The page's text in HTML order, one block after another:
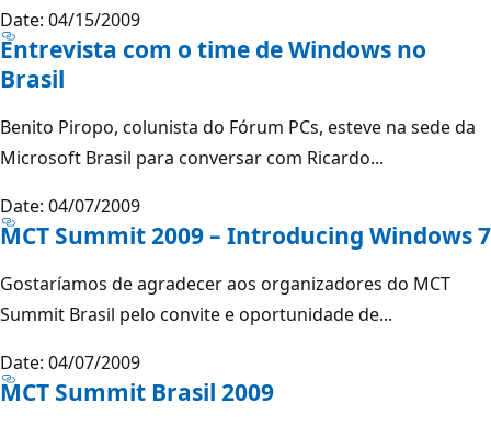
Date: 04/15/2009
Entrevista com o time de Windows no
Brasil
Benito Piropo, colunista do Fórum PCs, esteve na sede da
Microsoft Brasil para conversar com Ricardo...
Date: 04/07/2009
MCT Summit 2009 – Introducing Windows 7
Gostaríamos de agradecer aos organizadores do MCT
Summit Brasil pelo convite e oportunidade de...
Date: 04/07/2009
MCT Summit Brasil 2009